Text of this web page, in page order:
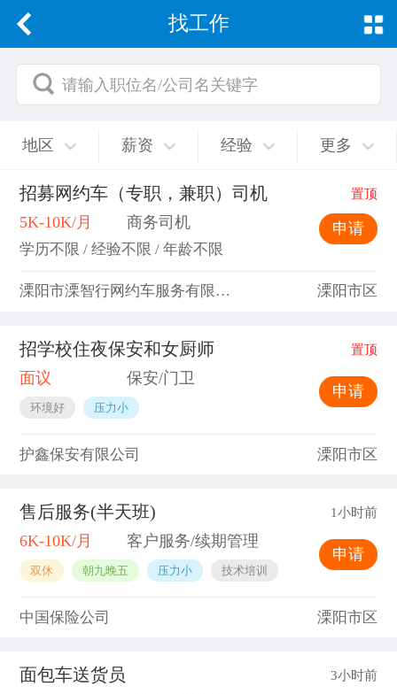
找工作
请输入职位名/公司名关键字
地区 薪资 经验 更多
招募网约车（专职，兼职）司机 置顶
5K-10K/月 商务司机
学历不限 / 经验不限 / 年龄不限
申请
溧阳市溧智行网约车服务有限公司 溧阳市区
招学校住夜保安和女厨师 置顶
面议 保安/门卫
环境好 压力小
申请
护鑫保安有限公司 溧阳市区
售后服务(半天班) 1小时前
6K-10K/月 客户服务/续期管理
双休 朝九晚五 压力小 技术培训
申请
中国保险公司 溧阳市区
面包车送货员 3小时前